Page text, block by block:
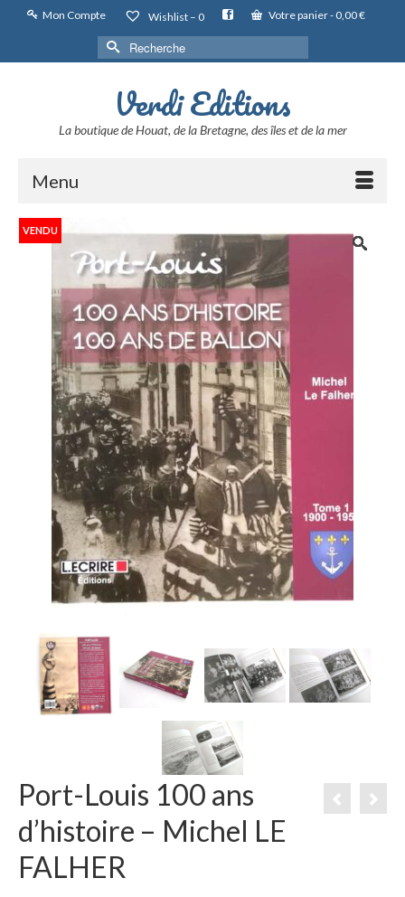
Mon Compte Wishlist – 0 Votre panier- 0,00€
Rechercher :
Verdi Editions
La boutique de Houat, de la Bretagne, des îles et de la mer
Menu
VENDU
Port-Louis 100 ans
d’histoire – Michel LE
FALHER